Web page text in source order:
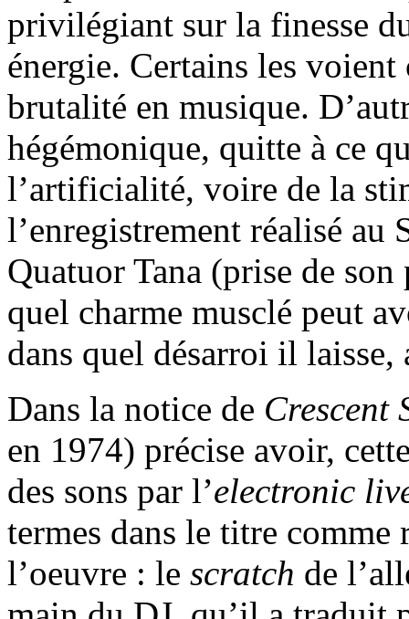
privilégiant sur la finesse
énergie. Certains les
brutalité en musique.
hégémonique, quitte à ce
l’artificialité, voire de la
l’enregistrement réalisé
Quatuor Tana (prise de
quel charme musclé peut
dans quel désarroi il
Dans la notice de Crescent
en 1974) précise avoir,
des sons par l’electronic
termes dans le titre comme
l’oeuvre : le scratch de